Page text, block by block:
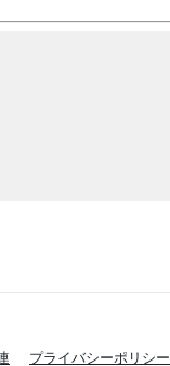
プライバシーポリシー